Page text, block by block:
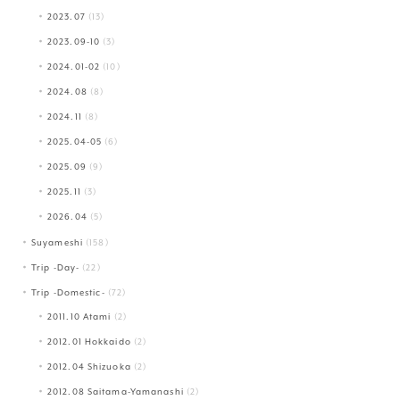
2023.07 (13)
2023.09-10 (3)
2024.01-02 (10)
2024.08 (8)
2024.11 (8)
2025.04-05 (6)
2025.09 (9)
2025.11 (3)
2026.04 (5)
Suyameshi (158)
Trip -Day- (22)
Trip -Domestic- (72)
2011.10 Atami (2)
2012.01 Hokkaido (2)
2012.04 Shizuoka (2)
2012.08 Saitama-Yamanashi (2)